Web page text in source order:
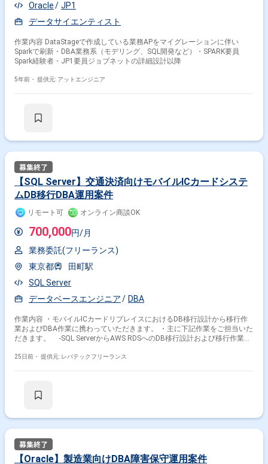
Oracle
JP1
データサイエンティスト
作業内容 DataStageで作成している業務APをマイグレーションに伴い
Sparkで刷新・DBA業務系（モデリング、SQL開発など）・SPARK要員
Spark経験者・JP1要員ジョブネットの詳細設計以降
5年前・ 提供元: アットエンジニア
【SQL Server】交通決済向けモバイルICカードシステ
ムDB移行DBA運用案件
リモート可 オンライン商談OK
700,000円/月
業務委託(フリーランス)
東京都
田町駅
SQL Server
データベースエンジニア
DBA
作業内容 ・モバイルICカードリプレイスにおけるDB移行設計から移行作
業およびDBA作業に携わっていただきます。 ・主に下記作業をご担当いた
だきます。 -SQL ServerからAWS RDSへのDB移行設計および移行作業の
書の作成およびデータ整合性検証テストの実施
25日前・ 提供元: レバテックフリーランス
【Oracle】製造業向けDBA障害保守運用案件